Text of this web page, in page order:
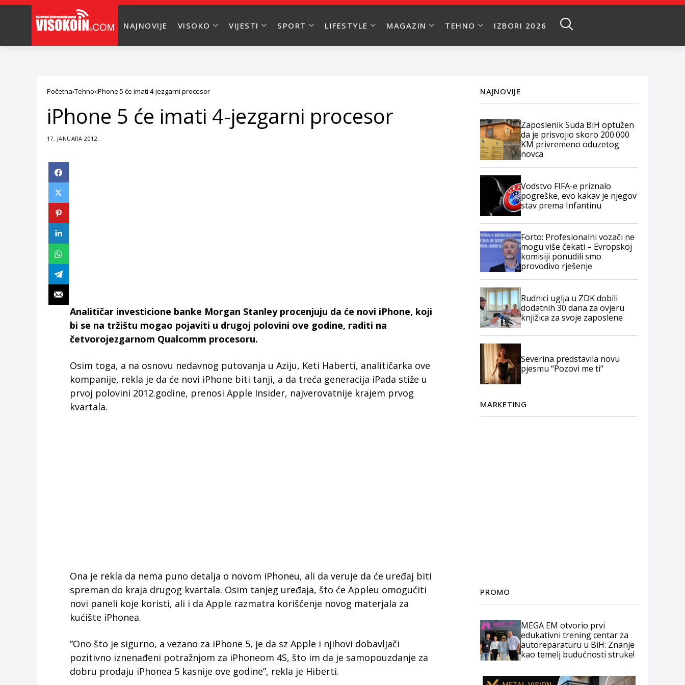
NAJNOVIJE VISOKO VIJESTI SPORT LIFESTYLE MAGAZIN TEHNO IZBORI 2026
Početna Tehno iPhone 5 će imati 4-jezgarni procesor
iPhone 5 će imati 4-jezgarni procesor
17. JANUARA 2012.
Analitičar investicione banke Morgan Stanley procenjuju da će novi iPhone, koji
bi se na tržištu mogao pojaviti u drugoj polovini ove godine, raditi na
četvorojezgarnom Qualcomm procesoru.
Osim toga, a na osnovu nedavnog putovanja u Aziju, Keti Haberti, analitičarka ove
kompanije, rekla je da će novi iPhone biti tanji, a da treća generacija iPada stiže u
prvoj polovini 2012.godine, prenosi Apple Insider, najverovatnije krajem prvog
kvartala.
Ona je rekla da nema puno detalja o novom iPhoneu, ali da veruje da će uređaj biti
spreman do kraja drugog kvartala. Osim tanjeg uređaja, što će Appleu omogućiti
novi paneli koje koristi, ali i da Apple razmatra koriščenje novog materjala za
kućište iPhonea.
“Ono što je sigurno, a vezano za iPhone 5, je da sz Apple i njihovi dobavljači
pozitivno iznenađeni potražnjom za iPhoneom 4S, što im da je samopouzdanje za
dobru prodaju iPhonea 5 kasnije ove godine”, rekla je Hiberti.
NAJNOVIJE
Zaposlenik Suda BiH optužen
da je prisvojio skoro 200.000
KM privremeno oduzetog
novca
Vodstvo FIFA-e priznalo
pogreške, evo kakav je njegov
stav prema Infantinu
Forto: Profesionalni vozači ne
mogu više čekati – Evropskoj
komisiji ponudili smo
provodivo rješenje
Rudnici uglja u ZDK dobili
dodatnih 30 dana za ovjeru
knjižica za svoje zaposlene
Severina predstavila novu
pjesmu “Pozovi me ti”
MARKETING
PROMO
MEGA EM otvorio prvi
edukativni trening centar za
autoreparaturu u BiH: Znanje
kao temelj budućnosti struke!